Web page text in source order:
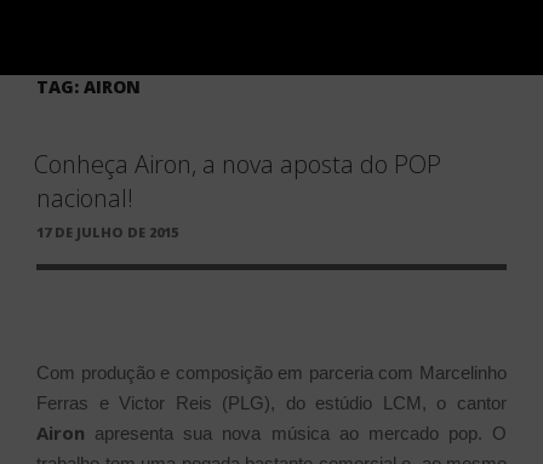
TAG: AIRON
Conheça Airon, a nova aposta do POP
nacional!
PUBLICADO
17 DE JULHO DE 2015
Com produção e composição em parceria com Marcelinho
Ferras e Victor Reis (PLG), do estúdio LCM, o cantor
Airon apresenta sua nova música ao mercado pop. O